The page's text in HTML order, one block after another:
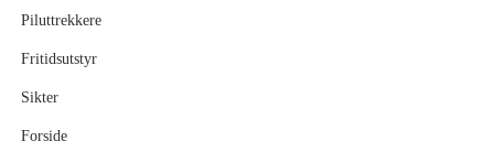
Piluttrekkere
Fritidsutstyr
Sikter
Forside